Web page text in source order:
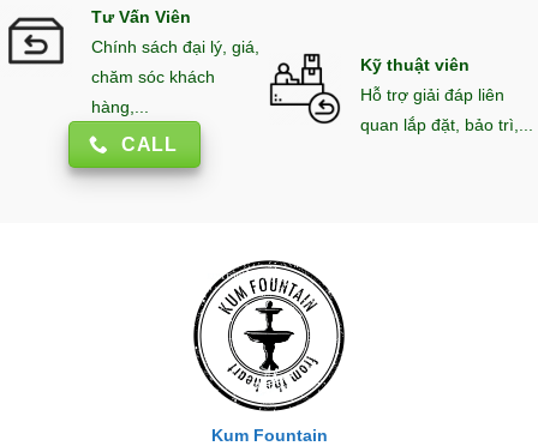
Tư Vấn Viên
Chính sách đại lý, giá,
chăm sóc khách
hàng,...
CALL
Kỹ thuật viên
Hỗ trợ giải đáp liên
quan lắp đặt, bảo trì,...
Kum Fountain